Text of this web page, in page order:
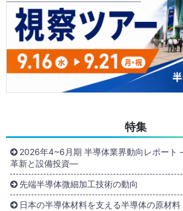
特集
2026年4~6月期 半導体業界動向レポート
革新と設備投資―
先端半導体微細加工技術の動向
日本の半導体材料を支える半導体の原材料